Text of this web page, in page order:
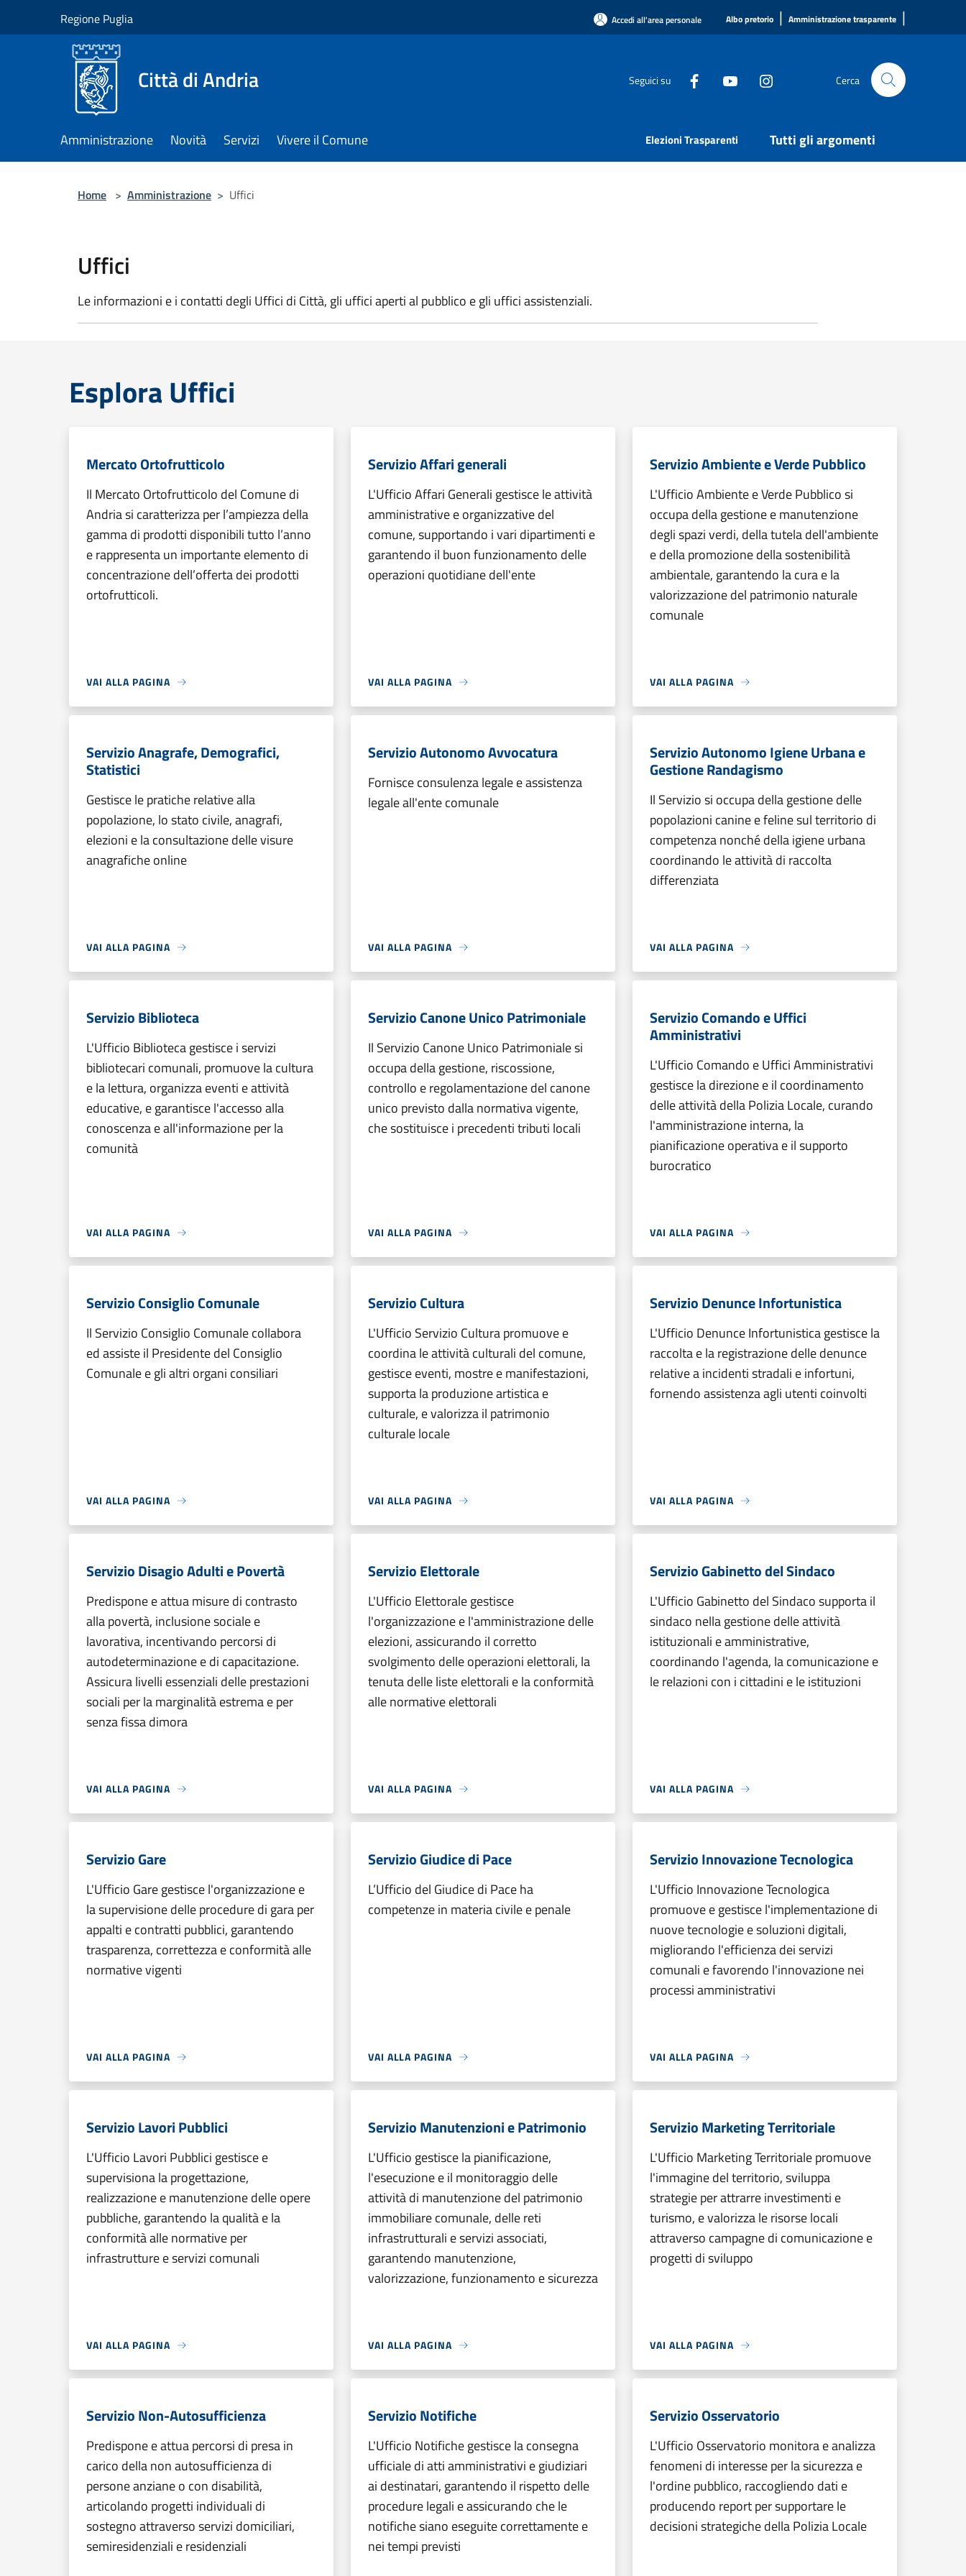
Regione Puglia Accedi all'area personale Albo pretorio | Amministrazione trasparente |
Città di Andria Seguici su Cerca
Amministrazione Novità Servizi Vivere il Comune Elezioni Trasparenti Tutti gli argomenti
Home > Amministrazione > Uffici
Uffici
Le informazioni e i contatti degli Uffici di Città, gli uffici aperti al pubblico e gli uffici assistenziali.
Esplora Uffici
Mercato Ortofrutticolo
Il Mercato Ortofrutticolo del Comune di
Andria si caratterizza per l’ampiezza della
gamma di prodotti disponibili tutto l’anno
e rappresenta un importante elemento di
concentrazione dell’offerta dei prodotti
ortofrutticoli.
VAI ALLA PAGINA
Servizio Affari generali
L'Ufficio Affari Generali gestisce le attività
amministrative e organizzative del
comune, supportando i vari dipartimenti e
garantendo il buon funzionamento delle
operazioni quotidiane dell'ente
VAI ALLA PAGINA
Servizio Ambiente e Verde Pubblico
L'Ufficio Ambiente e Verde Pubblico si
occupa della gestione e manutenzione
degli spazi verdi, della tutela dell'ambiente
e della promozione della sostenibilità
ambientale, garantendo la cura e la
valorizzazione del patrimonio naturale
comunale
VAI ALLA PAGINA
Servizio Anagrafe, Demografici,
Statistici
Gestisce le pratiche relative alla
popolazione, lo stato civile, anagrafi,
elezioni e la consultazione delle visure
anagrafiche online
VAI ALLA PAGINA
Servizio Autonomo Avvocatura
Fornisce consulenza legale e assistenza
legale all'ente comunale
VAI ALLA PAGINA
Servizio Autonomo Igiene Urbana e
Gestione Randagismo
Il Servizio si occupa della gestione delle
popolazioni canine e feline sul territorio di
competenza nonché della igiene urbana
coordinando le attività di raccolta
differenziata
VAI ALLA PAGINA
Servizio Biblioteca
L'Ufficio Biblioteca gestisce i servizi
bibliotecari comunali, promuove la cultura
e la lettura, organizza eventi e attività
educative, e garantisce l'accesso alla
conoscenza e all'informazione per la
comunità
VAI ALLA PAGINA
Servizio Canone Unico Patrimoniale
Il Servizio Canone Unico Patrimoniale si
occupa della gestione, riscossione,
controllo e regolamentazione del canone
unico previsto dalla normativa vigente,
che sostituisce i precedenti tributi locali
VAI ALLA PAGINA
Servizio Comando e Uffici
Amministrativi
L'Ufficio Comando e Uffici Amministrativi
gestisce la direzione e il coordinamento
delle attività della Polizia Locale, curando
l'amministrazione interna, la
pianificazione operativa e il supporto
burocratico
VAI ALLA PAGINA
Servizio Consiglio Comunale
Il Servizio Consiglio Comunale collabora
ed assiste il Presidente del Consiglio
Comunale e gli altri organi consiliari
VAI ALLA PAGINA
Servizio Cultura
L'Ufficio Servizio Cultura promuove e
coordina le attività culturali del comune,
gestisce eventi, mostre e manifestazioni,
supporta la produzione artistica e
culturale, e valorizza il patrimonio
culturale locale
VAI ALLA PAGINA
Servizio Denunce Infortunistica
L'Ufficio Denunce Infortunistica gestisce la
raccolta e la registrazione delle denunce
relative a incidenti stradali e infortuni,
fornendo assistenza agli utenti coinvolti
VAI ALLA PAGINA
Servizio Disagio Adulti e Povertà
Predispone e attua misure di contrasto
alla povertà, inclusione sociale e
lavorativa, incentivando percorsi di
autodeterminazione e di capacitazione.
Assicura livelli essenziali delle prestazioni
sociali per la marginalità estrema e per
senza fissa dimora
VAI ALLA PAGINA
Servizio Elettorale
L'Ufficio Elettorale gestisce
l'organizzazione e l'amministrazione delle
elezioni, assicurando il corretto
svolgimento delle operazioni elettorali, la
tenuta delle liste elettorali e la conformità
alle normative elettorali
VAI ALLA PAGINA
Servizio Gabinetto del Sindaco
L'Ufficio Gabinetto del Sindaco supporta il
sindaco nella gestione delle attività
istituzionali e amministrative,
coordinando l'agenda, la comunicazione e
le relazioni con i cittadini e le istituzioni
VAI ALLA PAGINA
Servizio Gare
L'Ufficio Gare gestisce l'organizzazione e
la supervisione delle procedure di gara per
appalti e contratti pubblici, garantendo
trasparenza, correttezza e conformità alle
normative vigenti
VAI ALLA PAGINA
Servizio Giudice di Pace
L’Ufficio del Giudice di Pace ha
competenze in materia civile e penale
VAI ALLA PAGINA
Servizio Innovazione Tecnologica
L'Ufficio Innovazione Tecnologica
promuove e gestisce l'implementazione di
nuove tecnologie e soluzioni digitali,
migliorando l'efficienza dei servizi
comunali e favorendo l'innovazione nei
processi amministrativi
VAI ALLA PAGINA
Servizio Lavori Pubblici
L'Ufficio Lavori Pubblici gestisce e
supervisiona la progettazione,
realizzazione e manutenzione delle opere
pubbliche, garantendo la qualità e la
conformità alle normative per
infrastrutture e servizi comunali
VAI ALLA PAGINA
Servizio Manutenzioni e Patrimonio
L'Ufficio gestisce la pianificazione,
l'esecuzione e il monitoraggio delle
attività di manutenzione del patrimonio
immobiliare comunale, delle reti
infrastrutturali e servizi associati,
garantendo manutenzione,
valorizzazione, funzionamento e sicurezza
VAI ALLA PAGINA
Servizio Marketing Territoriale
L'Ufficio Marketing Territoriale promuove
l'immagine del territorio, sviluppa
strategie per attrarre investimenti e
turismo, e valorizza le risorse locali
attraverso campagne di comunicazione e
progetti di sviluppo
VAI ALLA PAGINA
Servizio Non-Autosufficienza
Predispone e attua percorsi di presa in
carico della non autosufficienza di
persone anziane o con disabilità,
articolando progetti individuali di
sostegno attraverso servizi domiciliari,
semiresidenziali e residenziali
Servizio Notifiche
L'Ufficio Notifiche gestisce la consegna
ufficiale di atti amministrativi e giudiziari
ai destinatari, garantendo il rispetto delle
procedure legali e assicurando che le
notifiche siano eseguite correttamente e
nei tempi previsti
Servizio Osservatorio
L'Ufficio Osservatorio monitora e analizza
fenomeni di interesse per la sicurezza e
l'ordine pubblico, raccogliendo dati e
producendo report per supportare le
decisioni strategiche della Polizia Locale